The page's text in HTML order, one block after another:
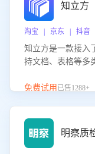
知立方
淘宝 | 京东 | 抖音
知立方是一款接入
持文档、表格等多
识支持，帮助用户
免费试用 已售1288+
明察质